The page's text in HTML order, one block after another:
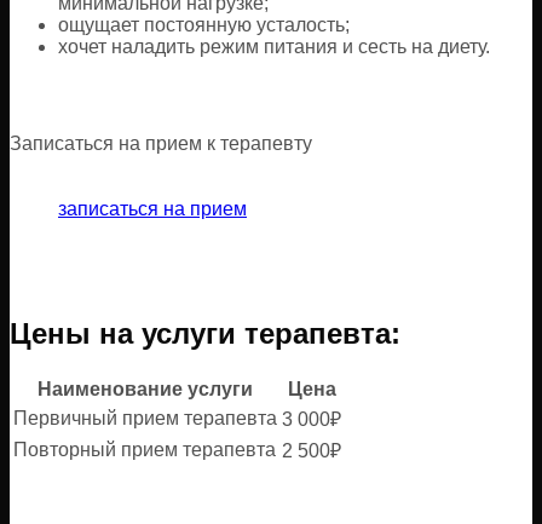
ощущает постоянную усталость;
хочет наладить режим питания и сесть на диету.
Записаться на прием к терапевту
записаться на прием
Цены на услуги терапевта:
Наименование услуги
Цена
Первичный прием терапевта 3 000₽
Повторный прием терапевта 2 500₽